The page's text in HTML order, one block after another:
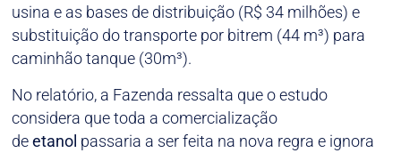
usina e as bases de distribuição (R$ 34 milhões) e
substituição do transporte por bitrem (44 m³) para
caminhão tanque (30m³).
No relatório, a Fazenda ressalta que o estudo
considera que toda a comercialização
deetanol passaria a ser feita na nova regra e ignora